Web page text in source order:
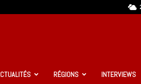
RÉGIONS INTERVIEWS